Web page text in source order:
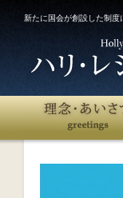
新たに国会が創設した制